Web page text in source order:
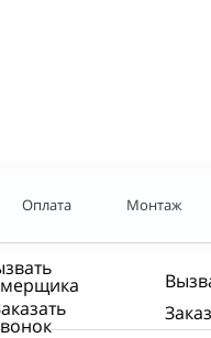
Оплата Монтаж